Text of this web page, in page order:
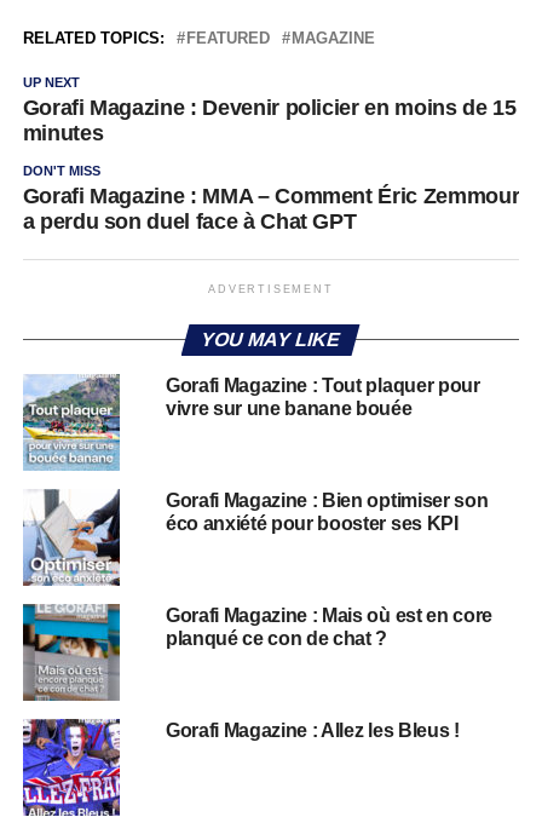
RELATED TOPICS: FEATURED MAGAZINE
UP NEXT
Gorafi Magazine : Devenir policier en moins de 15
minutes
DON'T MISS
Gorafi Magazine : MMA – Comment Éric Zemmour
a perdu son duel face à Chat GPT
ADVERTISEMENT
YOU MAY LIKE
Gorafi Magazine : Tout plaquer pour
vivre sur une banane bouée
Gorafi Magazine : Bien optimiser son
éco anxiété pour booster ses KPI
Gorafi Magazine : Mais où est en core
planqué ce con de chat ?
Gorafi Magazine : Allez les Bleus !